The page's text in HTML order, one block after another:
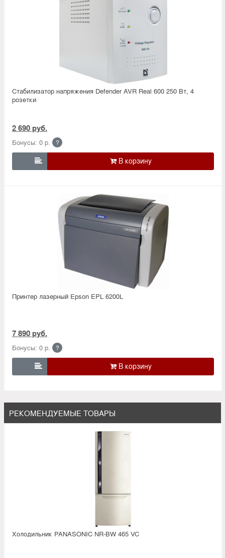
Стабилизатор напряжения Defender AVR Real 600 250 Вт, 4
розетки
2 690 руб.
Бонусы: 0 р. ?

Принтер лазерный Epson EPL 6200L
7 890 руб.
Бонусы: 0 р. ?

РЕКОМЕНДУЕМЫЕ ТОВАРЫ
Холодильник PANASONIC NR-BW 465 VC